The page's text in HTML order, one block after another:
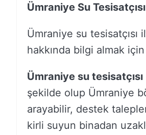
Ümraniye Su
Ümraniye su
hakkında bilgi almak
Ümraniye su tesisatçısı
şekilde olup Ümraniye
arayabilir, destek
kirli suyun binadan